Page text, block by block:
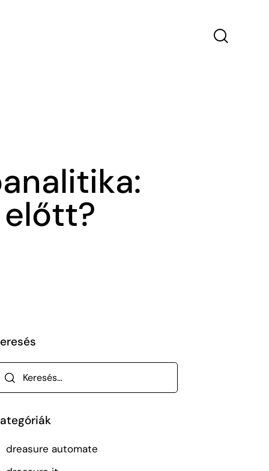
dreasure automate